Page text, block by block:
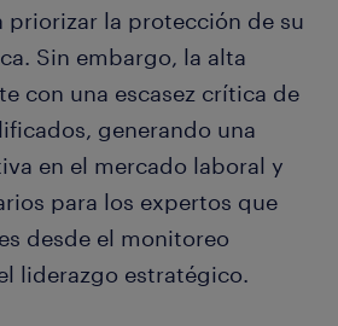
priorizar la protección de su
Sin embargo, la alta
con una escasez crítica de
generando una
en el mercado laboral y
para los expertos que
desde el monitoreo
liderazgo estratégico.